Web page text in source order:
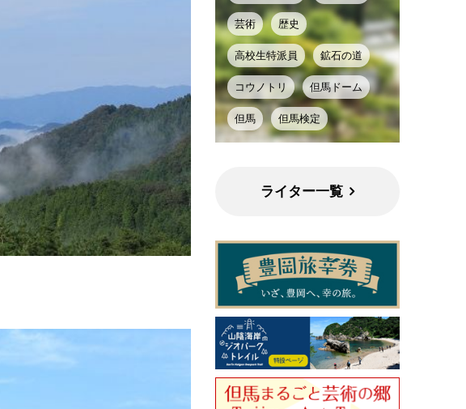
芸術 歴史
高校生特派員 鉱石の道
コウノトリ 但馬ドーム
但馬 但馬検定
ライター一覧